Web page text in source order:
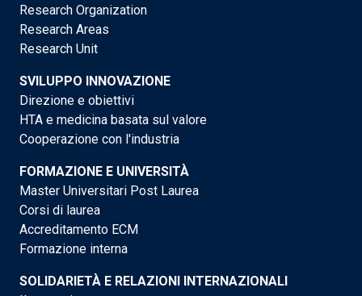
Research Organization
Research Areas
Research Unit
SVILUPPO INNOVAZIONE
Direzione e obiettivi
HTA e medicina basata sul valore
Cooperazione con l'industria
FORMAZIONE E UNIVERSITÀ
Master Universitari Post Laurea
Corsi di laurea
Accreditamento ECM
Formazione interna
SOLIDARIETÀ E RELAZIONI INTERNAZIONALI